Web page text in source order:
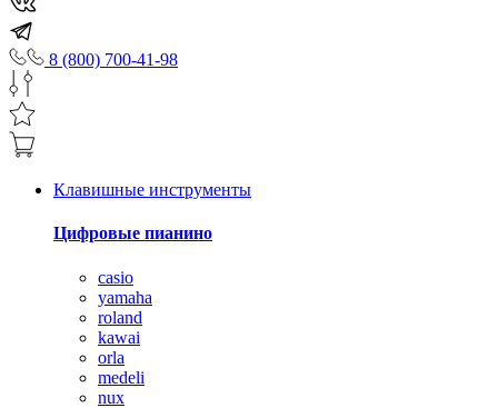
8 (800) 700-41-98
Клавишные инструменты
Цифровые пианино
casio
yamaha
roland
kawai
orla
medeli
nux